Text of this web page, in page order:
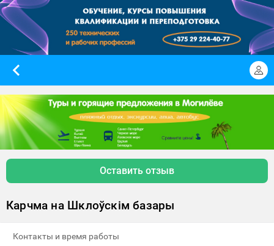
Оставить отзыв
Карчма на Шклоўскім базары
Контакты и время работы